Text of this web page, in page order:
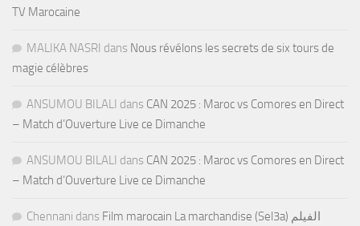
TV Marocaine
MALIKA NASRI dans Nous révélons les secrets de six tours de
magie célèbres
ANSUMOU BILALI dans CAN 2025 : Maroc vs Comores en Direct
– Match d’Ouverture Live ce Dimanche
ANSUMOU BILALI dans CAN 2025 : Maroc vs Comores en Direct
– Match d’Ouverture Live ce Dimanche
Chennani dans Film marocain La marchandise (Sel3a) الفيلم